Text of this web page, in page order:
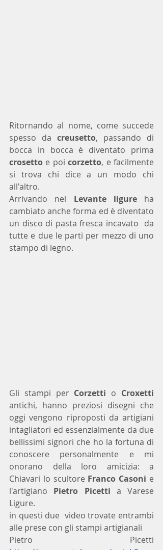
Ritornando al nome, come succede
spesso da creusetto, passando di
crosetto e poi corzetto, e facilmente
si trova chi dice a un modo chi
all'altro.
Arrivando nel Levante ligure ha
cambiato anche forma ed è diventato
un disco di pasta fresca incavato  da
tutte e due le parti per mezzo di uno
stampo di legno.
Gli stampi per Corzetti o Croxetti
antichi, hanno preziosi disegni che
oggi vengono riproposti da artigiani
intagliatori ed essenzialmente da due
bellissimi signori che ho la fortuna di
conoscere personalmente e mi
onorano della loro amicizia: a
Chiavari lo scultore Franco Casoni e
l'artigiano Pietro Picetti a Varese
Ligure.
in questi due  video trovate entrambi
alle prese con gli stampi artigianali